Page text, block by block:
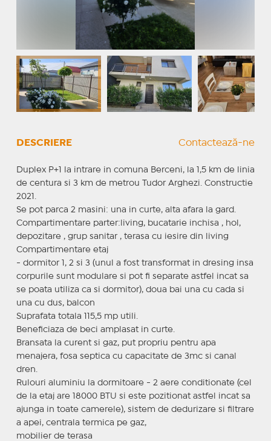
DESCRIERE Contactează-ne
Duplex P+1 la intrare in comuna Berceni, la 1,5 km de linia
de centura si 3 km de metrou Tudor Arghezi. Constructie
2021.
Se pot parca 2 masini: una in curte, alta afara la gard.
Compartimentare parter:living, bucatarie inchisa , hol,
depozitare , grup sanitar , terasa cu iesire din living
Compartimentare etaj
- dormitor 1, 2 si 3 (unul a fost transformat in dresing insa
corpurile sunt modulare si pot fi separate astfel incat sa
se poata utiliza ca si dormitor), doua bai una cu cada si
una cu dus, balcon
Suprafata totala 115,5 mp utili.
Beneficiaza de beci amplasat in curte.
Bransata la curent si gaz, put propriu pentru apa
menajera, fosa septica cu capacitate de 3mc si canal
dren.
Rulouri aluminiu la dormitoare - 2 aere conditionate (cel
de la etaj are 18000 BTU si este pozitionat astfel incat sa
ajunga in toate camerele), sistem de dedurizare si filtrare
a apei, centrala termica pe gaz,
mobilier de terasa